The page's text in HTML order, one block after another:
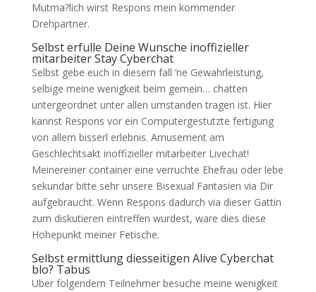
Mutma?lich wirst Respons mein kommender
Drehpartner.
Selbst erfulle Deine Wunsche inoffizieller
mitarbeiter Stay Cyberchat
Selbst gebe euch in diesem fall ‘ne Gewahrleistung,
selbige meine wenigkeit beim gemein… chatten
untergeordnet unter allen umstanden tragen ist. Hier
kannst Respons vor ein Computergestutzte fertigung
von allem bisserl erlebnis. Amusement am
Geschlechtsakt inoffizieller mitarbeiter Livechat!
Meinereiner container eine verruchte Ehefrau oder lebe
sekundar bitte sehr unsere Bisexual Fantasien via Dir
aufgebraucht. Wenn Respons dadurch via dieser Gattin
zum diskutieren eintreffen wurdest, ware dies diese
Hohepunkt meiner Fetische.
Selbst ermittlung diesseitigen Alive Cyberchat
blo? Tabus
Uber folgendem Teilnehmer besuche meine wenigkeit